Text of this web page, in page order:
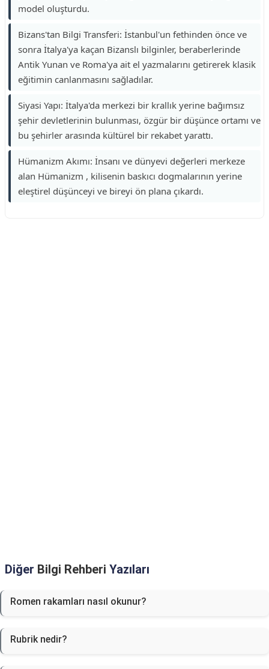
model oluşturdu.
Bizans'tan Bilgi Transferi: İstanbul'un fethinden önce ve
sonra İtalya'ya kaçan Bizanslı bilginler, beraberlerinde
Antik Yunan ve Roma'ya ait el yazmalarını getirerek klasik
eğitimin canlanmasını sağladılar.
Siyasi Yapı: İtalya'da merkezi bir krallık yerine bağımsız
şehir devletlerinin bulunması, özgür bir düşünce ortamı ve
bu şehirler arasında kültürel bir rekabet yarattı.
Hümanizm Akımı: İnsanı ve dünyevi değerleri merkeze
alan Hümanizm , kilisenin baskıcı dogmalarının yerine
eleştirel düşünceyi ve bireyi ön plana çıkardı.
Diğer Bilgi Rehberi Yazıları
Romen rakamları nasıl okunur?
Rubrik nedir?